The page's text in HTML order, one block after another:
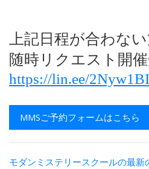
上記日程が合わな
随時リクエスト開
https://lin.ee/2Nyw1BI
MMSご予約フォームはこちら
モダンミステリースクールの最新